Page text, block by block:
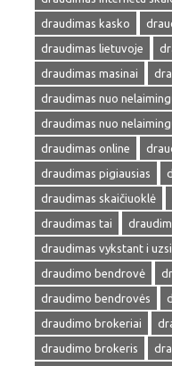
draudimas kasko
draudimas lietuvoje
draudimas masinai
draudimas nuo
draudimas nuo
draudimas online
draudimas pigiausias
draudimas skaičiuoklė
draudimas tai
draudimas vykstant i
draudimo bendrovė
draudimo bendrovės
draudimo brokeriai
draudimo brokeris